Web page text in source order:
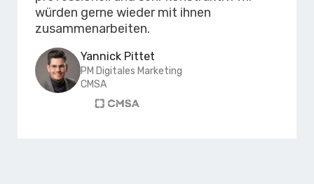
würden gerne wieder mit ihnen
zusammenarbeiten.
Yannick Pittet
PM Digitales Marketing
CMSA